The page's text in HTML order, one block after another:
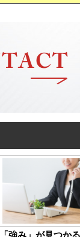
「強み」が見つか